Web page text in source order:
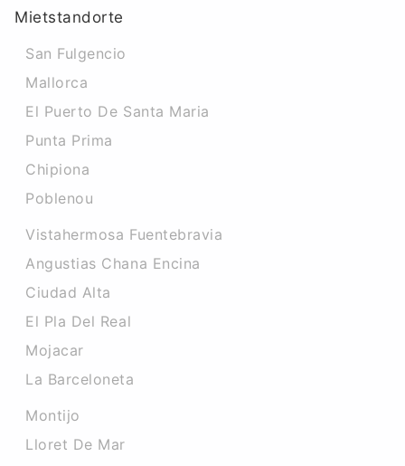
Mietstandorte
San Fulgencio
Mallorca
El Puerto De Santa Maria
Punta Prima
Chipiona
Poblenou
Vistahermosa Fuentebravia
Angustias Chana Encina
Ciudad Alta
El Pla Del Real
Mojacar
La Barceloneta
Montijo
Lloret De Mar